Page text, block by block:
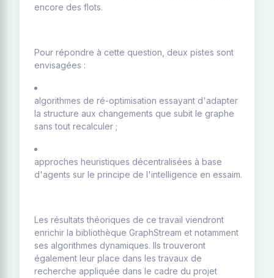
encore des flots.
Pour répondre à cette question, deux pistes sont
envisagées :
algorithmes de ré-optimisation essayant d'adapter
la structure aux changements que subit le graphe
sans tout recalculer ;
approches heuristiques décentralisées à base
d'agents sur le principe de l'intelligence en essaim.
Les résultats théoriques de ce travail viendront
enrichir la bibliothèque GraphStream et notamment
ses algorithmes dynamiques. Ils trouveront
également leur place dans les travaux de
recherche appliquée dans le cadre du projet